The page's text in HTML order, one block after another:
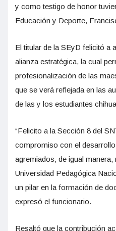
y como testigo de honor
Educación y Deporte,
El titular de la SEyD felicitó a
alianza estratégica, la cual
profesionalización de las
que se verá reflejada en las
de las y los estudiantes
“Felicito a la Sección 8 del
compromiso con el
agremiados, de igual
Universidad Pedagógica
un pilar en la formación de
expresó el funcionario.
Resaltó que la contribución